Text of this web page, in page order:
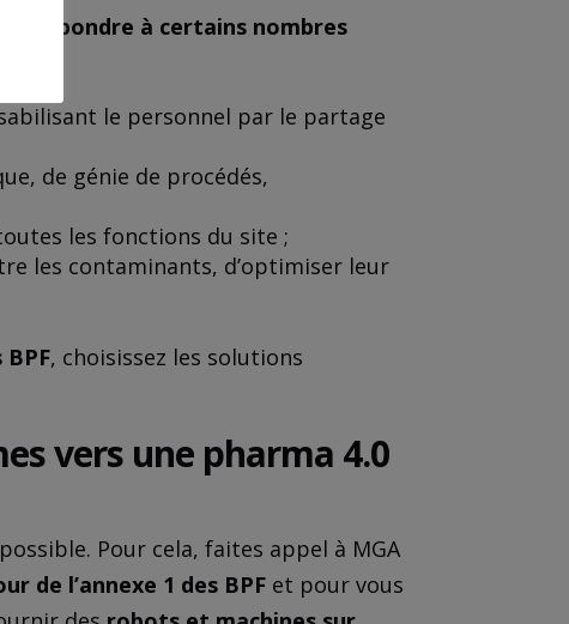
répondre à certains nombres
le personnel par le partage
de génie de procédés,
les fonctions du site ;
les contaminants, d’optimiser leur
BPF, choisissez les solutions
vers une pharma 4.0
Pour cela, faites appel à MGA
de l’annexe 1 des BPF et pour vous